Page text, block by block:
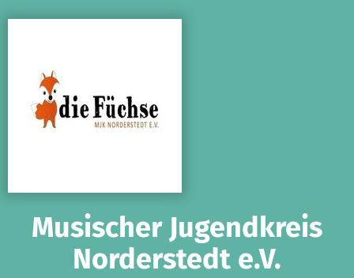
Musischer Jugendkreis
Norderstedt e.V.